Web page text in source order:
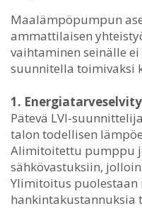
Maalämpöpumpun
ammattilaisen
vaihtaminen seinälle
suunnitella toimivaksi
1.
Pätevä LVI-
talon todellisen
Alimitoitettu pumppu
sähkövastuksiin,
Ylimitoitus puolestaan
hankintakustannuksia